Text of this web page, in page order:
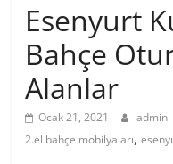
Esenyurt
Bahçe
Alanlar
Ocak 21, 2021 admin
2.el bahçe mobilyaları,